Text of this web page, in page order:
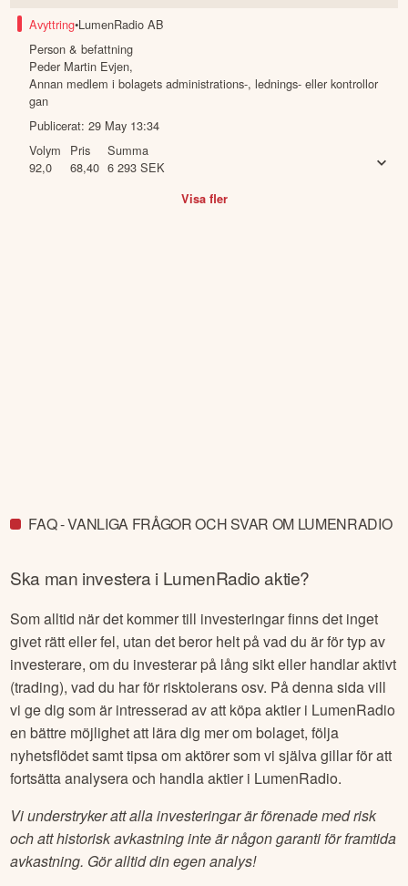
Avyttring•LumenRadio AB
Person & befattning
Peder Martin Evjen,
Annan medlem i bolagets administrations-, lednings- eller kontrollor
gan
Publicerat:29 May 13:34
Volym
92,0
Pris
68,40
Summa
6 293 SEK
Visa fler
FAQ - VANLIGA FRÅGOR OCH SVAR OM LUMENRADIO
Ska man investera i LumenRadioaktie?
Som alltid när det kommer till investeringar finns det inget
givet rätt eller fel, utan det beror helt på vad du är för typ av
investerare, om du investerar på lång sikt eller handlar aktivt
(trading), vad du har för risktolerans osv. På denna sida vill
vi ge dig som är intresserad av att köpa aktier i LumenRadio
en bättre möjlighet att lära dig mer om bolaget, följa
nyhetsflödet samt tipsa om aktörer som vi själva gillar för att
fortsätta analysera och handla aktier i LumenRadio.
Vi understryker att alla investeringar är förenade med risk
och att historisk avkastning inte är någon garanti för framtida
avkastning. Gör alltid din egen analys!